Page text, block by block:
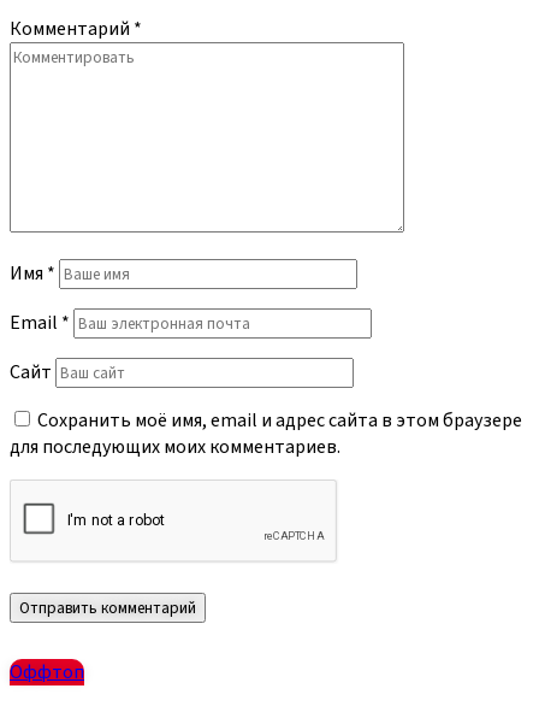
Комментарий *
Имя *
Email *
Сайт
Сохранить моё имя, email и адрес сайта в этом браузере
для последующих моих комментариев.
Оффтоп